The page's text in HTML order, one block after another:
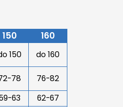
150 160
150
do 160
78
76-82
63
62-67